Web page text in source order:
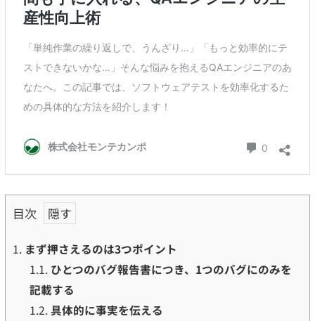
目次
1. まず押さえるのは3つポイント
1.1. ひとつのバグ報告書につき、1つのバグにのみを
記載する
1.2.具体的に事実を伝える